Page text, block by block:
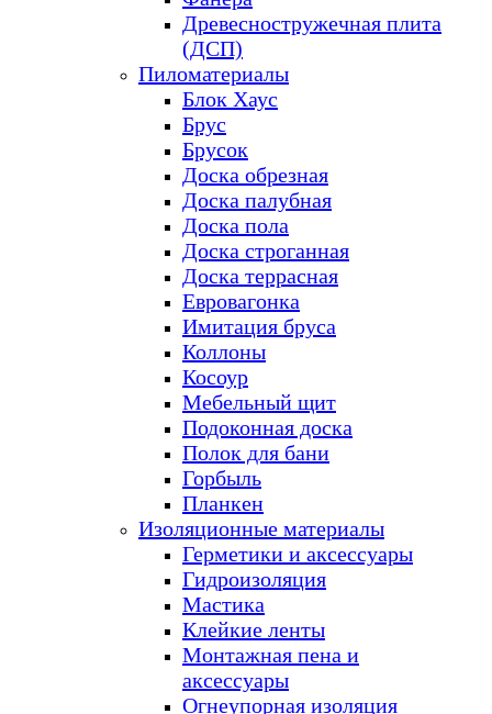
Древесностружечная плита
(ДСП)
Пиломатериалы
Блок Хаус
Брус
Брусок
Доска обрезная
Доска палубная
Доска пола
Доска строганная
Доска террасная
Евровагонка
Имитация бруса
Коллоны
Косоур
Мебельный щит
Подоконная доска
Полок для бани
Горбыль
Планкен
Изоляционные материалы
Герметики и аксессуары
Гидроизоляция
Мастика
Клейкие ленты
Монтажная пена и
аксессуары
Огнеупорная изоляция